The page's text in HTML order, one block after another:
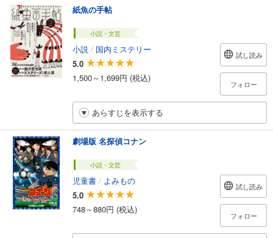
紙魚の手帖
小説・文芸
小説 / 国内ミステリー
5.0
1,500～1,699円 (税込)
試し読み
フォロー
あらすじを表示する
劇場版 名探偵コナン
小説・文芸
児童書 / よみもの
5.0
748～880円 (税込)
試し読み
フォロー